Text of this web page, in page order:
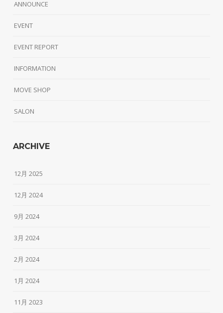
ANNOUNCE
EVENT
EVENT REPORT
INFORMATION
MOVE SHOP
SALON
ARCHIVE
12月 2025
12月 2024
9月 2024
3月 2024
2月 2024
1月 2024
11月 2023